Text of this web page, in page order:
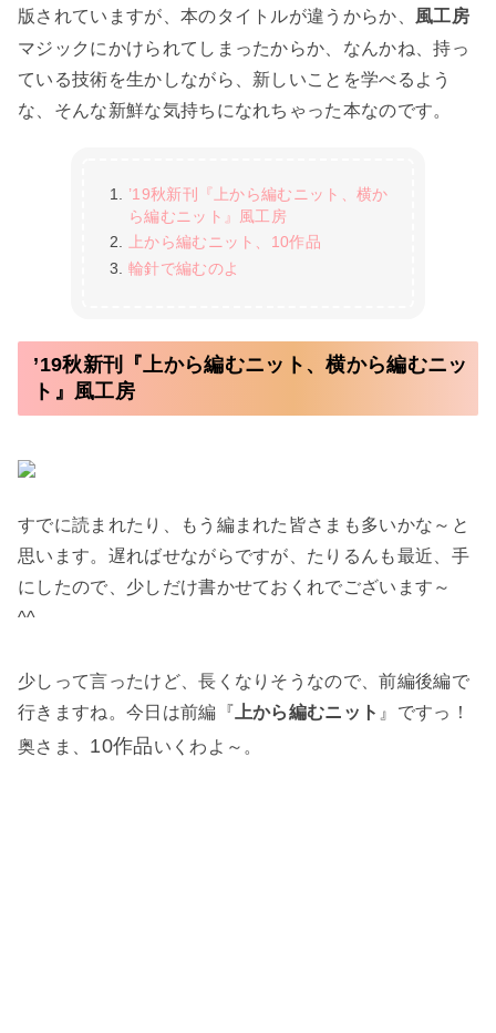
版されていますが、本のタイトルが違うからか、
風工房
マジックにかけられてしまったからか、なんかね、持っ
ている技術を生かしながら、新しいことを学べるよう
な、そんな新鮮な気持ちになれちゃった本なのです。
’19秋新刊『上から編むニット、横か
ら編むニット』風工房
上から編むニット、10作品
輪針で編むのよ
’19秋新刊『上から編むニット、横から編むニッ
ト』風工房
すでに読まれたり、もう編まれた皆さまも多いかな～と
思います。遅ればせながらですが、たりるんも最近、手
にしたので、少しだけ書かせておくれでございます～
^^
少しって言ったけど、長くなりそうなので、前編後編で
行きますね。今日は前編『 上から編むニット 』ですっ！
奥さま、 10作品いくわよ～。